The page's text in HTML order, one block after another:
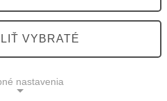
VYBRATÉ
nastavenia